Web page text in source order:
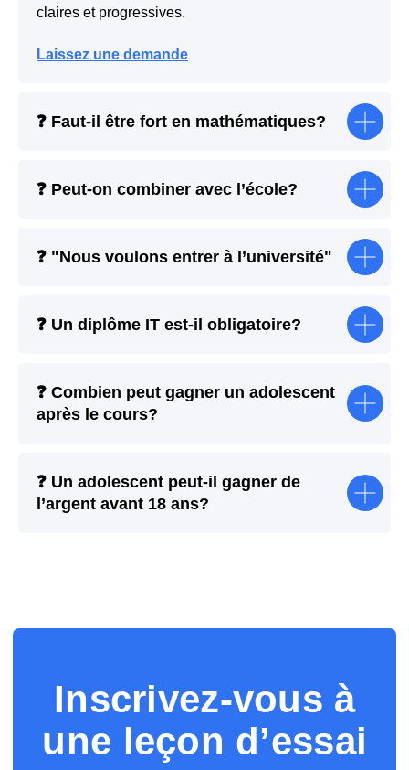
claires et progressives.
Laissez une demande
❓ Faut-il être fort en mathématiques?
❓ Peut-on combiner avec l’école?
❓ "Nous voulons entrer à l’université"
❓ Un diplôme IT est-il obligatoire?
❓ Combien peut gagner un adolescent
après le cours?
❓ Un adolescent peut-il gagner de
l’argent avant 18 ans?